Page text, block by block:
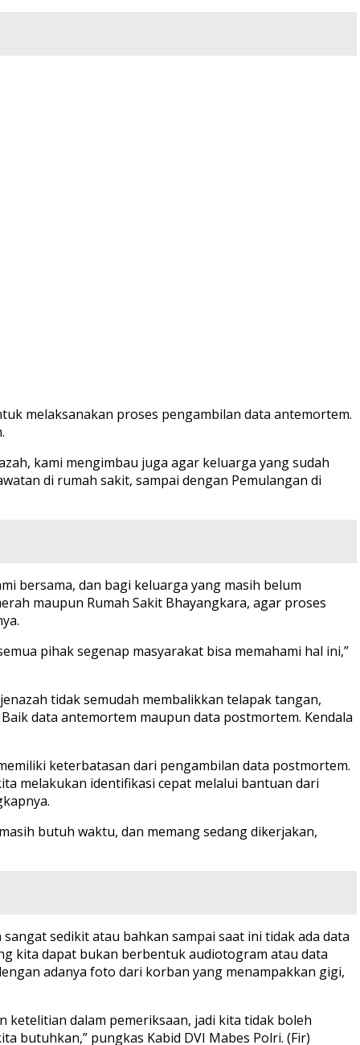
melaksanakan proses pengambilan data antemortem.
kami mengimbau juga agar keluarga yang sudah
di rumah sakit, sampai dengan Pemulangan di
bersama, dan bagi keluarga yang masih belum
maupun Rumah Sakit Bhayangkara, agar proses
pihak segenap masyarakat bisa memahami hal ini,”
tidak semudah membalikkan telapak tangan,
data antemortem maupun data postmortem. Kendala
keterbatasan dari pengambilan data postmortem.
melakukan identifikasi cepat melalui bantuan dari
butuh waktu, dan memang sedang dikerjakan,
sedikit atau bahkan sampai saat ini tidak ada data
kita dapat bukan berbentuk audiotogram atau data
adanya foto dari korban yang menampakkan gigi,
ketelitian dalam pemeriksaan, jadi kita tidak boleh
butuhkan,” pungkas Kabid DVI Mabes Polri. (Fir)